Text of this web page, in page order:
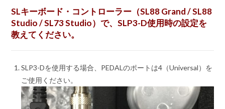
SLキーボード・コントローラー（SL88 Grand / SL88
Studio / SL73 Studio）で、SLP3-D使用時の設定を
教えてください。
SLP3-Dを使用する場合、PEDALのポートは4（Universal）を
ご使用ください。